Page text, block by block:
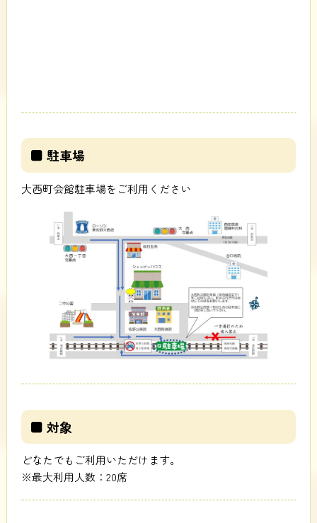
■ 駐車場
大西町会館駐車場をご利用ください
■ 対象
どなたでもご利用いただけます。
※最大利用人数：20席